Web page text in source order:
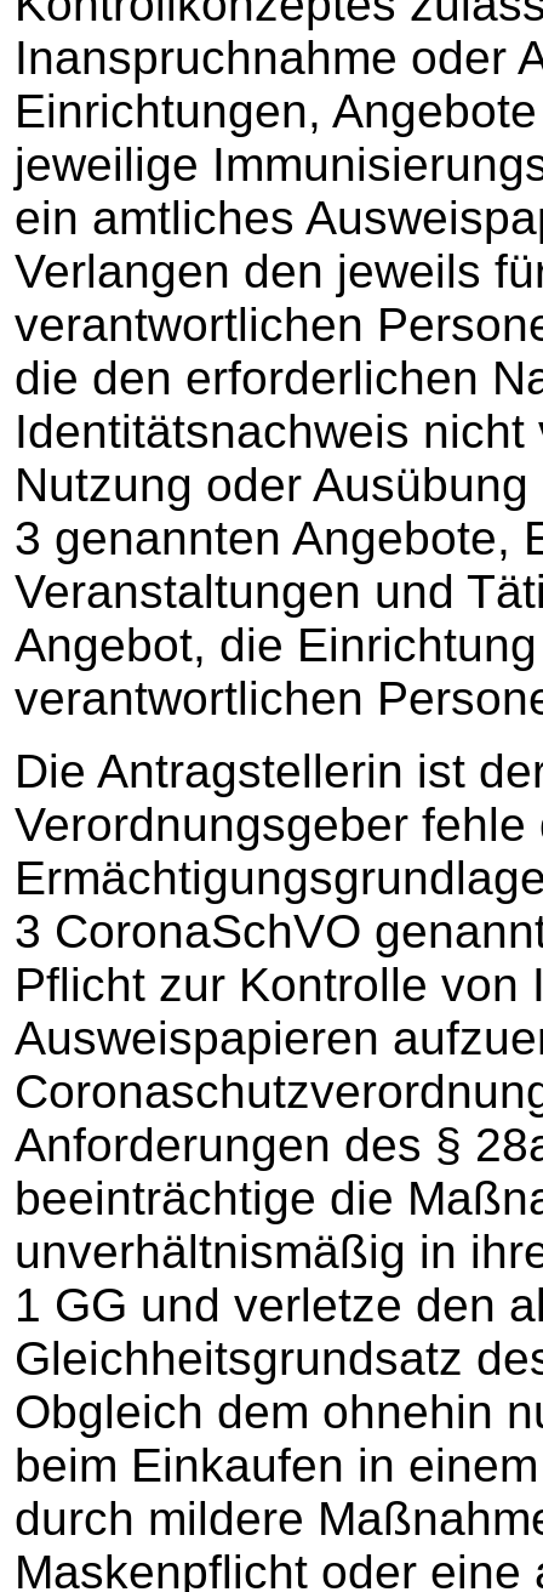
Inanspruchnahme oder
Einrichtungen,
jeweilige
ein amtliches
Verlangen den jeweils
verantwortlichen
die den erforderlichen
Identitätsnachweis
Nutzung oder
3 genannten Angebote,
Veranstaltungen und
Angebot, die
verantwortlichen
Die Antragstellerin ist
Verordnungsgeber fehle
3 CoronaSchVO
Pflicht zur Kontrolle von
Ausweispapieren
Anforderungen des §
beeinträchtige die
unverhältnismäßig in
1 GG und verletze den
Gleichheitsgrundsatz
Obgleich dem ohnehin
beim Einkaufen in
durch mildere
Maskenpflicht oder eine